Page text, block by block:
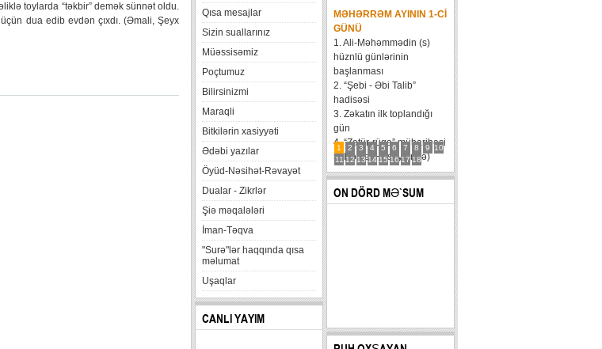
toylarda “təkbir” demək sünnət oldu.
dua edib evdən çıxdı. (Əmali, Şeyx
Qısa mesajlar
Sizin suallarınız
Müəssisəmiz
Poçtumuz
Bilirsinizmi
Maraqli
Bitkilərin xasiyyəti
Ədəbi yazılar
Öyüd-Nəsihət-Rəvayət
Dualar - Zikrlər
Şiə məqalələri
İman-Təqva
"Surə"lər haqqında qısa
məlumat
Uşaqlar
CANLI YAYIM
1 2 3 4 5 6 7 8 9
10
11 12 13 14 15 16 17 18
MƏHƏRRƏM AYININ 1-CI
GÜNÜ
1. Ali-Məhəmmədin (s)
hüznlü günlərinin
başlanması
2. “Şebi - Əbi Talib”
hadisəsi
3. Zəkatın ilk toplandığı
gün
4. “Zatür-rüqa” müharibəsi
5. Həzrət Hüseynin (ə)
karvanının Bəni Məqatilin
qəsrinə çatması
6....
ON DÖRD MƏ`SUM